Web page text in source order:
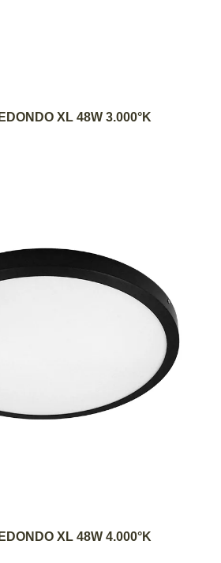
AL CARRITO
XL 48W 3.000°K
AL CARRITO
XL 48W 4.000°K